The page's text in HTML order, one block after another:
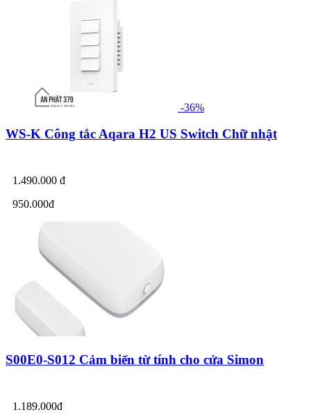
-36%
WS-K Công tắc Aqara H2 US Switch Chữ nhật
1.490.000 đ
950.000đ
S00E0-S012 Cảm biến từ tính cho cửa Simon
1.189.000đ